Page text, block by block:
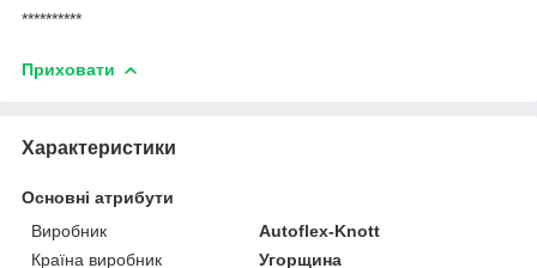
**********
Приховати
Характеристики
Основні атрибути
Виробник
Autoflex-Knott
Країна виробник
Угорщина